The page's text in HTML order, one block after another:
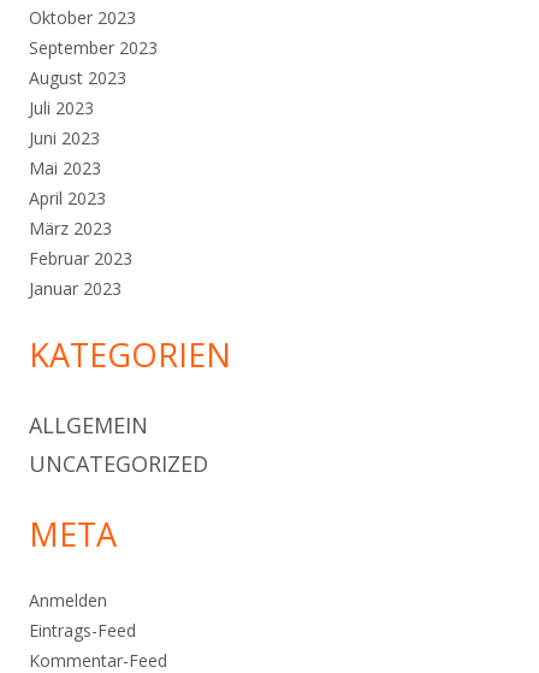
Oktober 2023
September 2023
August 2023
Juli 2023
Juni 2023
Mai 2023
April 2023
März 2023
Februar 2023
Januar 2023
KATEGORIEN
ALLGEMEIN
UNCATEGORIZED
META
Anmelden
Eintrags-Feed
Kommentar-Feed